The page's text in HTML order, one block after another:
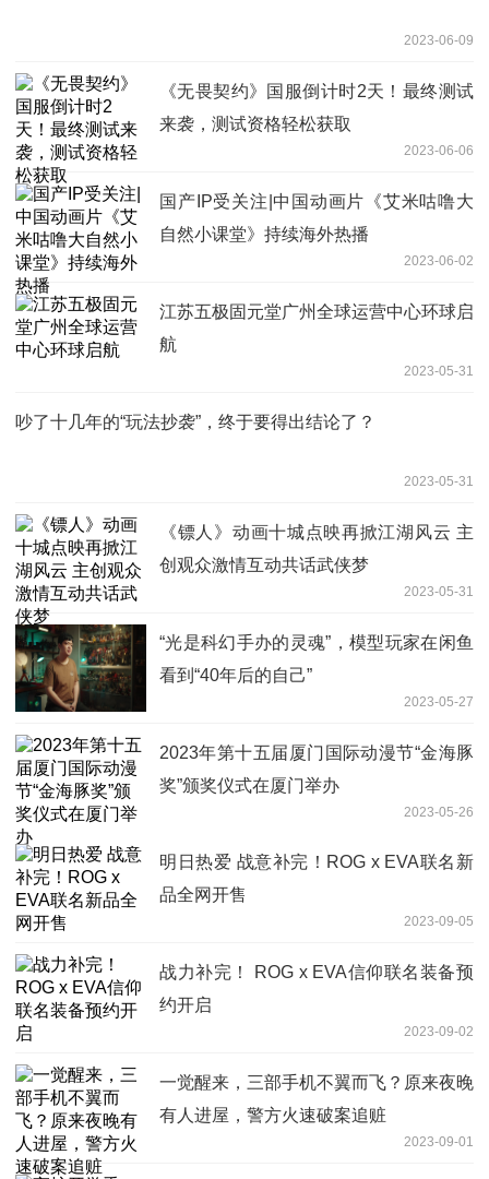
2023-06-09
《无畏契约》国服倒计时2天！最终测试
来袭，测试资格轻松获取
2023-06-06
国产IP受关注|中国动画片《艾米咕噜大
自然小课堂》持续海外热播
2023-06-02
江苏五极固元堂广州全球运营中心环球启
航
2023-05-31
吵了十几年的“玩法抄袭”，终于要得出结论了？
2023-05-31
《镖人》动画十城点映再掀江湖风云 主
创观众激情互动共话武侠梦
2023-05-31
“光是科幻手办的灵魂”，模型玩家在闲鱼
看到“40年后的自己”
2023-05-27
2023年第十五届厦门国际动漫节“金海豚
奖”颁奖仪式在厦门举办
2023-05-26
明日热爱 战意补完！ROG x EVA联名新
品全网开售
2023-09-05
战力补完！ ROG x EVA信仰联名装备预
约开启
2023-09-02
一觉醒来，三部手机不翼而飞？原来夜晚
有人进屋，警方火速破案追赃
2023-09-01